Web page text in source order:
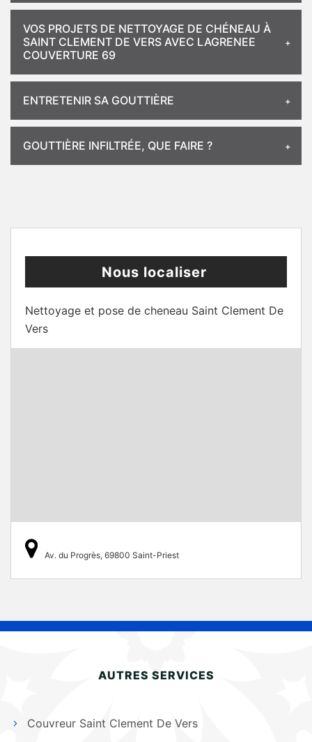
VOS PROJETS DE NETTOYAGE DE CHÉNEAU À
SAINT CLEMENT DE VERS AVEC LAGRENEE
COUVERTURE 69
ENTRETENIR SA GOUTTIÈRE
GOUTTIÈRE INFILTRÉE, QUE FAIRE ?
Nous localiser
Nettoyage et pose de cheneau Saint Clement De
Vers
Av. du Progrès, 69800 Saint-Priest
AUTRES SERVICES
Couvreur Saint Clement De Vers